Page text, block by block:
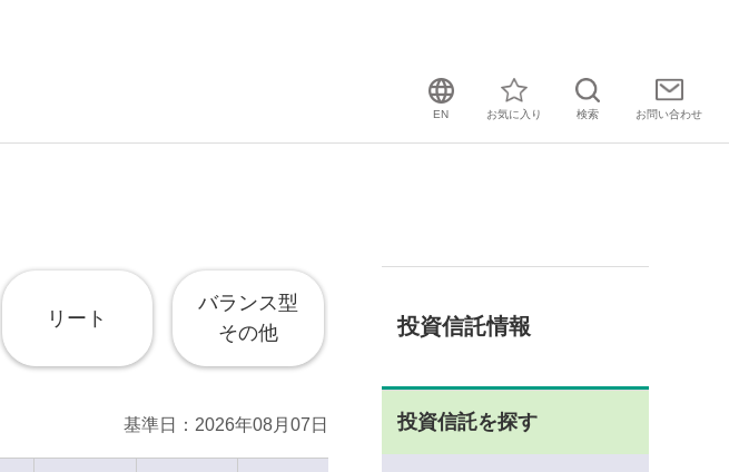
EN お気に入り 検索 お問い合わせ
リート
バランス型
その他
基準日 2026年08月07日
投資信託情報
投資信託を探す